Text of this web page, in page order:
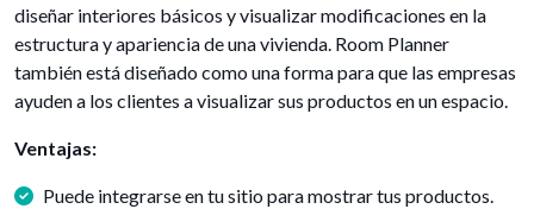
diseñar interiores básicos y visualizar modificaciones en la
estructura y apariencia de una vivienda. Room Planner
también está diseñado como una forma para que las empresas
ayuden a los clientes a visualizar sus productos en un espacio.
Ventajas:
Puede integrarse en tu sitio para mostrar tus productos.